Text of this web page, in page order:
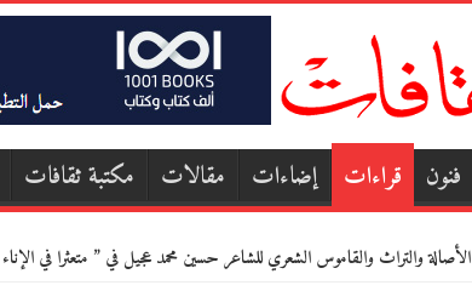
فنون قراءات إضاءات مقالات مكتبة ثقافات
الأصالة والتراث والقاموس الشعري للشاعر حسين محمد عجيل في ” متعثرا في